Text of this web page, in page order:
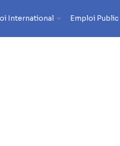
International Emploi Public